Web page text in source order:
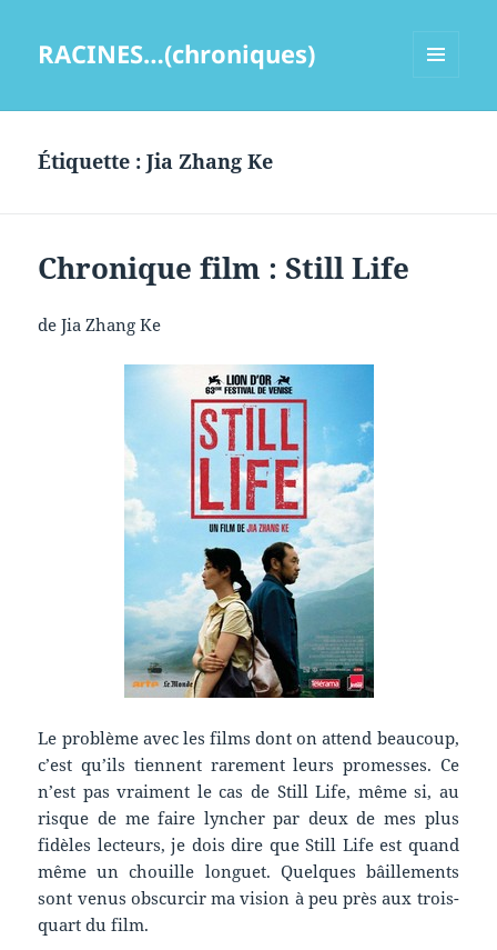
RACINES…(chroniques)
Étiquette :Jia Zhang Ke
Chronique film : Still Life
de Jia Zhang Ke
Le problème avec les films dont on attend beaucoup,
c’est qu’ils tiennent rarement leurs promesses. Ce
n’est pas vraiment le cas de Still Life, même si, au
risque de me faire lyncher par deux de mes plus
fidèles lecteurs, je dois dire que Still Life est quand
même un chouille longuet. Quelques bâillements
sont venus obscurcir ma vision à peu près aux trois-
quart du film.